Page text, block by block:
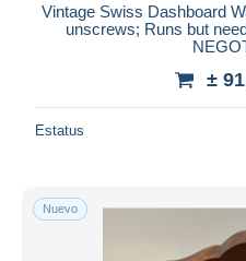
Vintage Swiss Dashboard
unscrews; Runs but
±
Estatus
Nuevo